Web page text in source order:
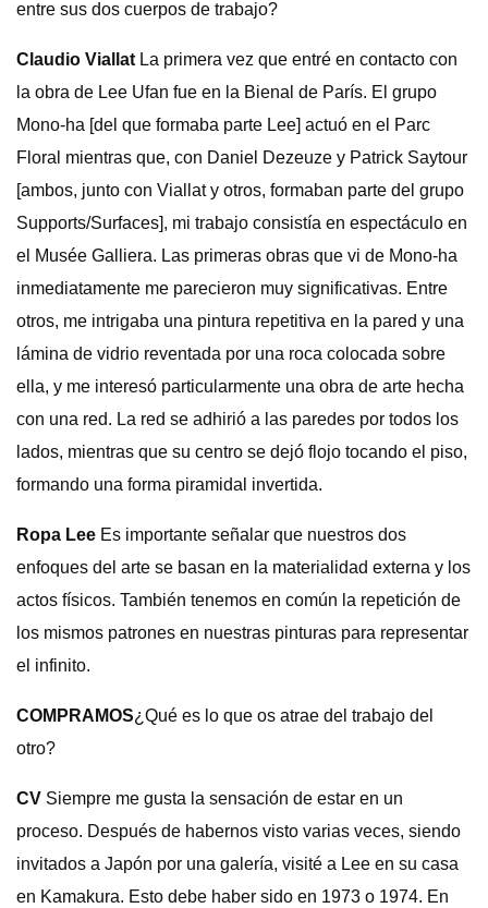
entre sus dos cuerpos de trabajo?
Claudio Viallat La primera vez que entré en contacto con
la obra de Lee Ufan fue en la Bienal de París. El grupo
Mono-ha [del que formaba parte Lee] actuó en el Parc
Floral mientras que, con Daniel Dezeuze y Patrick Saytour
[ambos, junto con Viallat y otros, formaban parte del grupo
Supports/Surfaces], mi trabajo consistía en espectáculo en
el Musée Galliera. Las primeras obras que vi de Mono-ha
inmediatamente me parecieron muy significativas. Entre
otros, me intrigaba una pintura repetitiva en la pared y una
lámina de vidrio reventada por una roca colocada sobre
ella, y me interesó particularmente una obra de arte hecha
con una red. La red se adhirió a las paredes por todos los
lados, mientras que su centro se dejó flojo tocando el piso,
formando una forma piramidal invertida.
Ropa Lee Es importante señalar que nuestros dos
enfoques del arte se basan en la materialidad externa y los
actos físicos. También tenemos en común la repetición de
los mismos patrones en nuestras pinturas para representar
el infinito.
COMPRAMOS¿Qué es lo que os atrae del trabajo del
otro?
CV Siempre me gusta la sensación de estar en un
proceso. Después de habernos visto varias veces, siendo
invitados a Japón por una galería, visité a Lee en su casa
en Kamakura. Esto debe haber sido en 1973 o 1974. En